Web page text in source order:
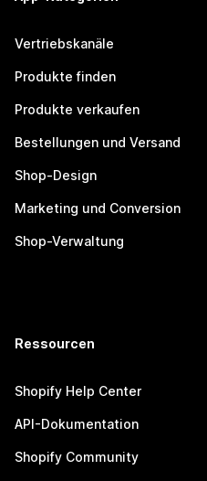
Vertriebskanäle
Produkte finden
Produkte verkaufen
Bestellungen und Versand
Shop-Design
Marketing und Conversion
Shop-Verwaltung
Ressourcen
Shopify Help Center
API-Dokumentation
Shopify Community